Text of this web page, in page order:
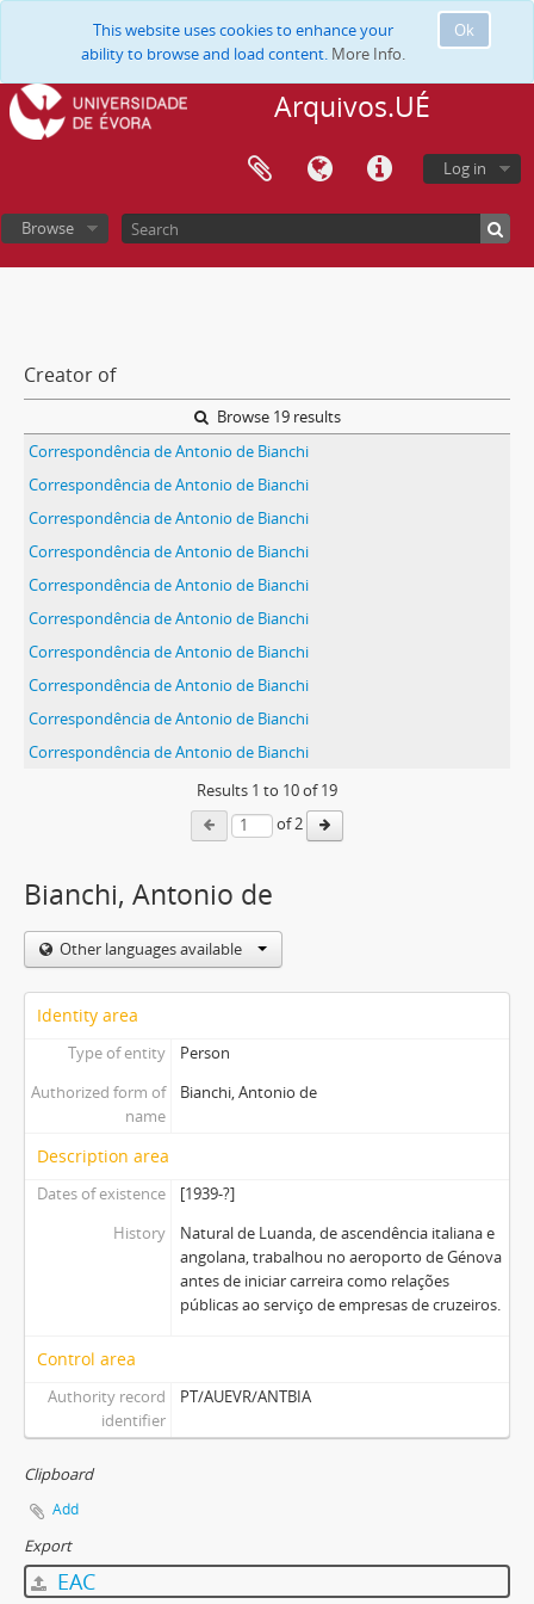
Ok
This website uses cookies to enhance your
ability to browse and load content. More Info.
Arquivos.UÉ
Log in
Browse
Creator of
Browse 19 results
Correspondência de Antonio de Bianchi
Correspondência de Antonio de Bianchi
Correspondência de Antonio de Bianchi
Correspondência de Antonio de Bianchi
Correspondência de Antonio de Bianchi
Correspondência de Antonio de Bianchi
Correspondência de Antonio de Bianchi
Correspondência de Antonio de Bianchi
Correspondência de Antonio de Bianchi
Correspondência de Antonio de Bianchi
Results 1 to 10of 19
of 2
Bianchi, Antonio de
Other languages available
Identity area
Type of entity
Person
Authorized form of
name
Bianchi, Antonio de
Description area
Dates of existence
[1939-?]
History
Natural de Luanda, de ascendência italiana e
angolana, trabalhou no aeroporto de Génova
antes de iniciar carreira como relações
públicas ao serviço de empresas de cruzeiros.
Control area
Authority record
identifier
PT/AUEVR/ANTBIA
Clipboard
Add
Export
EAC